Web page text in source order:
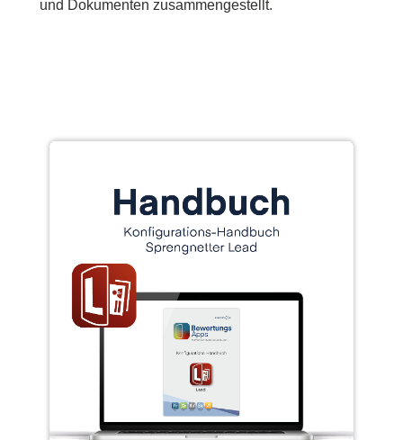
und Dokumenten zusammengestellt.